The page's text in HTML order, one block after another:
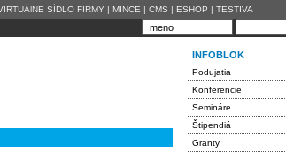
SÍDLO FIRMY | MINCE | CMS | ESHOP | TESTIVA
INFOBLOK
Podujatia
Konferencie
Semináre
Štipendiá
Granty